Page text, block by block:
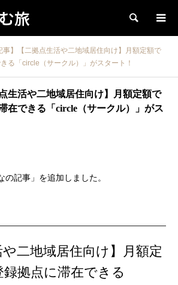
旅 検索
事】【二拠点生活や二地域居住向け】月額定額で
る「circle（サークル）」がスタート！
生活や二地域居住向け】月額定額で
在できる「circle（サークル）」がス
の記事」を追加しました。
や二地域居住向け】月額定
拠点に滞在できる